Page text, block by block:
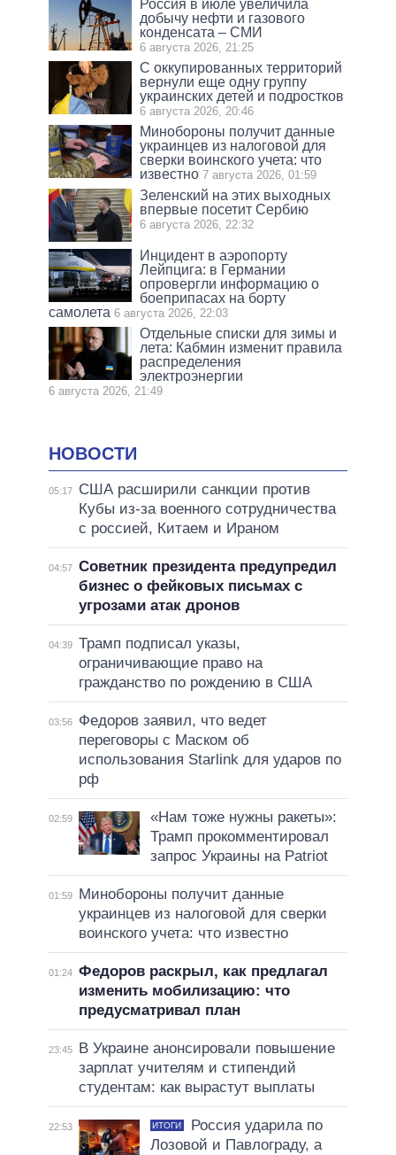
Россия в июле увеличила
добычу нефти и газового
конденсата – СМИ
6 августа 2026, 21:25
С оккупированных территорий
вернули еще одну группу
украинских детей и подростков
6 августа 2026, 20:46
Минобороны получит данные
украинцев из налоговой для
сверки воинского учета: что
известно 7 августа 2026, 01:59
Зеленский на этих выходных
впервые посетит Сербию
6 августа 2026, 22:32
Инцидент в аэропорту
Лейпцига: в Германии
опровергли информацию о
боеприпасах на борту
самолета 6 августа 2026, 22:03
Отдельные списки для зимы и
лета: Кабмин изменит правила
распределения
электроэнергии
6 августа 2026, 21:49
НОВОСТИ
05:17
США расширили санкции против
Кубы из-за военного сотрудничества
с россией, Китаем и Ираном
04:57 Советник президента предупредил
бизнес о фейковых письмах с
угрозами атак дронов
04:39 Трамп подписал указы,
ограничивающие право на
гражданство по рождению в США
03:56
Федоров заявил, что ведет
переговоры с Маском об
использования Starlink для ударов по
рф
02:59
«Нам тоже нужны ракеты»:
Трамп прокомментировал
запрос Украины на Patriot
01:59
Минобороны получит данные
украинцев из налоговой для сверки
воинского учета: что известно
01:24 Федоров раскрыл, как предлагал
изменить мобилизацию: что
предусматривал план
23:45
В Украине анонсировали повышение
зарплат учителям и стипендий
студентам: как вырастут выплаты
22:53 ИТОГИ
Россия ударила по
Лозовой и Павлограду, а